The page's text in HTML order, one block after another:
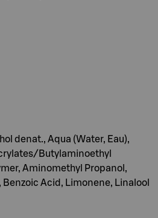
denat., Aqua (Water, Eau),
Butylaminoethyl
Aminomethyl Propanol,
Benzoic Acid, Limonene, Linalool